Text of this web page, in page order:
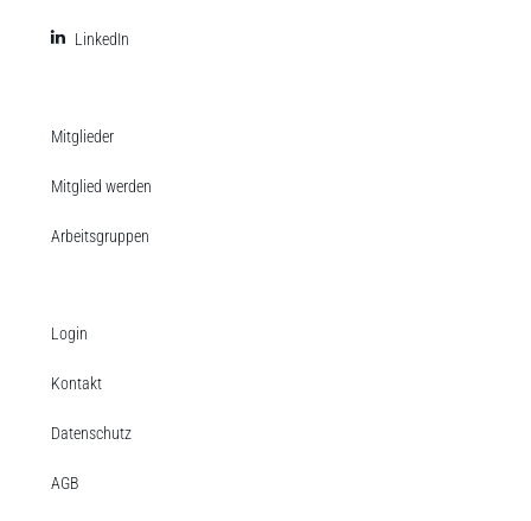
LinkedIn
Mitglieder
Mitglied werden
Arbeitsgruppen
Login
Kontakt
Datenschutz
AGB